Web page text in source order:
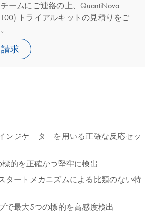
ームにご連絡の上、QuantiNova
(100) トライアルキットの見積りをご
求
ンジケーターを用いる正確な反応セッ
的を正確かつ堅牢に検出
タートメカニズムによる比類のない特
で最大5つの標的を高感度検出